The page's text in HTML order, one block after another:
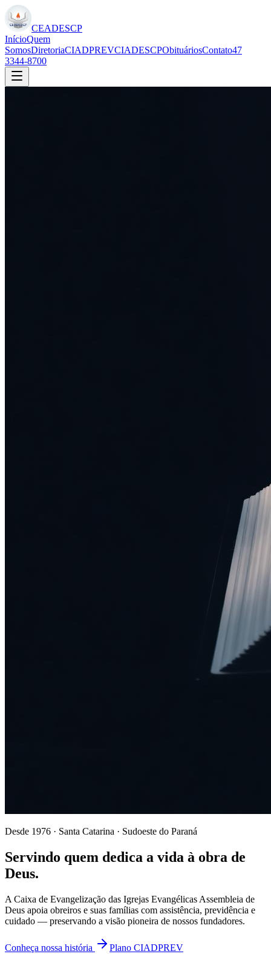
CEADESCP
InícioQuem
SomosDiretoriaCIADPREVCIADESCPObituáriosContato47
3344-8700
Desde 1976 · Santa Catarina · Sudoeste do Paraná
Servindo quem dedica a vida à obra de
Deus.
A Caixa de Evangelização das Igrejas Evangélicas Assembleia de
Deus apoia obreiros e suas famílias com assistência, previdência e
cuidado — preservando a visão pioneira de nossos fundadores.
Conheça nossa história
Plano CIADPREV